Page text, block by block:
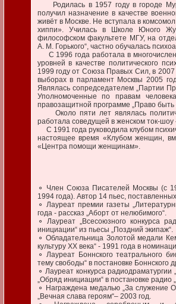
Родилась в 1957 году в городе
получил назначение в качестве
живёт в Москве. Не вступала в
хиппи». Училась в Школе Юного
философском факультете МГУ, на
А. М. Горького“, частно обучалась
С 1996 года работала в
уровней в качестве политического
1999 году от Союза Правых Сил, в
выборах в парламент Москвы 2005
Являлась сопредседателем „Партии
Уполномоченные по правам
правозащитной программе „Право быть
Около пяти лет являлась
работала соведущей в женском ток-
С 1991 года руководила клубом
настоящее время «Клубом женщин,
«Центра помощи женщинам».
⚬ Член Союза Писателей Москвы (с
1994 года). Автор 14 пьес,
⚬ Лауреат премии газеты
года - рассказ „Аборт от нелюбимого“.
⚬ Лауреат „Всесоюзного конкурса
инициации“ из пьесы „Поздний экипаж“.
⚬ Обладательница Золотой медали
культуру ХХ века“ - 1991 года в
⚬ Лауреат Боннского театрального
тему свободы“ в постановке Боннского
⚬ Лауреат конкурса
„Обряд инициации“ в постановке радио
⚬ Награждена медалью „За служение
„Вечная слава героям“– 2003 год.